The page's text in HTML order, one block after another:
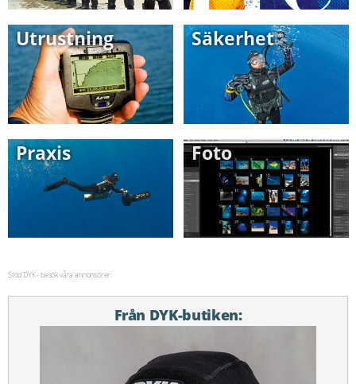
Utrustning Säkerhet
Praxis Foto
Stöd DYK - besök våra annonsörer:
Från DYK-butiken: